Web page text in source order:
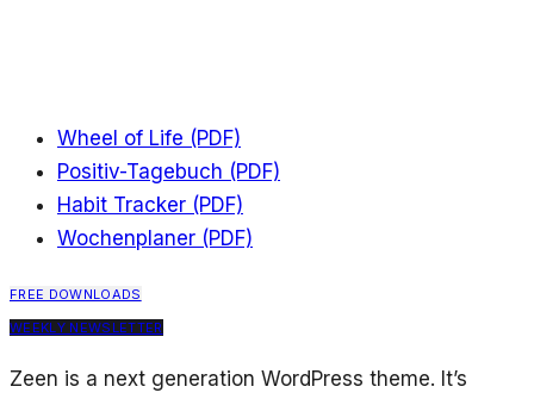
Wheel of Life (PDF)
Positiv-Tagebuch (PDF)
Habit Tracker (PDF)
Wochenplaner (PDF)
FREE DOWNLOADS
WEEKLY NEWSLETTER
Zeen is a next generation WordPress theme. It’s